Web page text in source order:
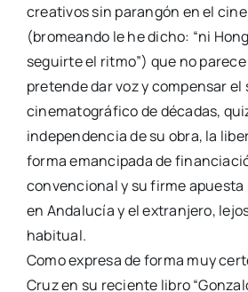
creativos sin parangón en el
(bromeando le he dicho: “ni
seguirte el ritmo”) que no
pretende dar voz y compensar el
cinematográfico de décadas,
independencia de su obra, la
forma emancipada de
convencional y su firme
en Andalucía y el extranjero,
habitual.
Como expresa de forma muy
Cruz en su reciente libro